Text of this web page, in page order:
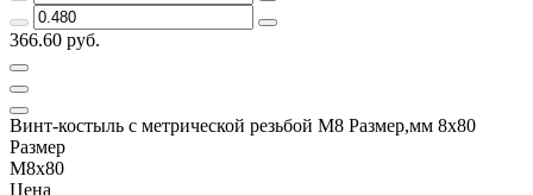
366.60 руб.
Винт-костыль с метрической резьбой М8 Размер,мм 8х80
Размер
М8х80
Цена